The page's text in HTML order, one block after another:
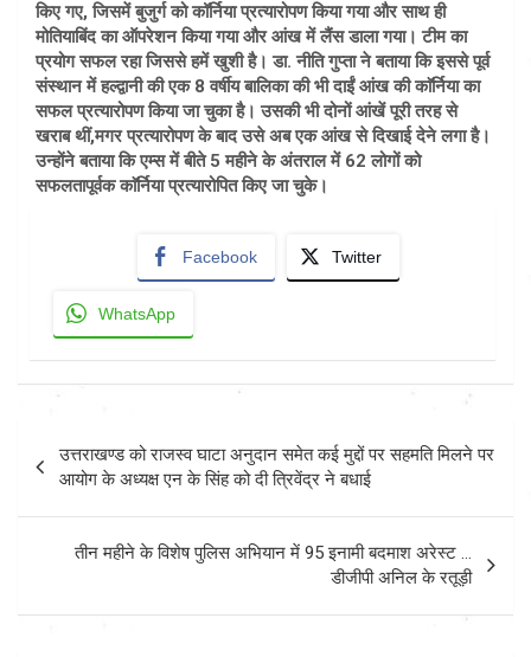
किए गए, जिसमें बुजुर्ग को कॉर्निया प्रत्यारोपण किया गया और साथ ही
मोतियाबिंद का ऑपरेशन किया गया और आंख में लैंस डाला गया। टीम का
प्रयोग सफल रहा जिससे हमें खुशी है। डा. नीति गुप्ता ने बताया कि इससे पूर्व
संस्थान में हल्द्वानी की एक 8 वर्षीय बालिका की भी दाईं आंख की काॅर्निया का
सफल प्रत्यारोपण किया जा चुका है। उसकी भी दोनों आंखें पूरी तरह से
खराब थीं,मगर प्रत्यारोपण के बाद उसे अब एक आंख से दिखाई देने लगा है।
उन्होंने बताया कि एम्स में बीते 5 महीने के अंतराल में 62 लोगों को
सफलतापूर्वक काॅर्निया प्रत्यारोपित किए जा चुके।
Facebook Twitter
WhatsApp
navigation
उत्तराखण्ड को राजस्व घाटा अनुदान समेत कई मुद्दों पर सहमति मिलने पर
आयोग के अध्यक्ष एन के सिंह को दी त्रिवेंद्र ने बधाई
तीन महीने के विशेष पुलिस अभियान में 95 इनामी बदमाश अरेस्ट …
डीजीपी अनिल के रतूड़ी